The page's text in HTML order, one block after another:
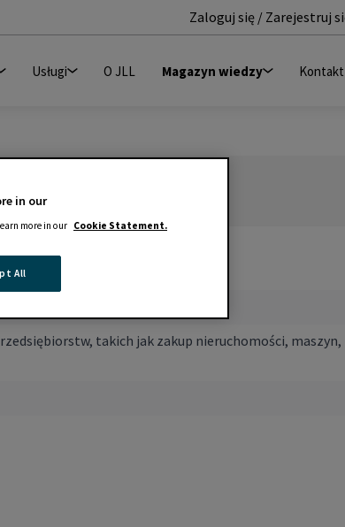
Zaloguj się / Zarejestruj
Usługi O JLL Magazyn wiedzy Kontakt
takich jak zakup nieruchomości, maszyn,
in our
more in our Cookie Statement.
All